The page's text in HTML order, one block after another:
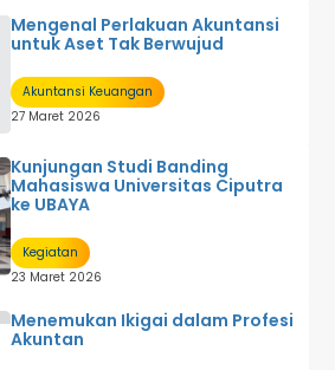
Mengenal Perlakuan Akuntansi
untuk Aset Tak Berwujud
Akuntansi Keuangan
27 Maret 2026
Kunjungan Studi Banding
Mahasiswa Universitas Ciputra
ke UBAYA
Kegiatan
23 Maret 2026
Menemukan Ikigai dalam Profesi
Akuntan